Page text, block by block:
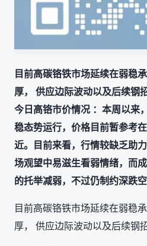
目前高碳铬铁市场延续在弱稳
厚， 供应边际波动以及后续钢
今日高铬市价情况 ：本周以来
稳态势运行，价格目前暂参考
近。目前来看，行情较缺乏助
场观望中易滋生看弱情绪，而
的托举减弱，不过仍制约深跌
目前高碳铬铁市场延续在弱稳
厚， 供应边际波动以及后续钢